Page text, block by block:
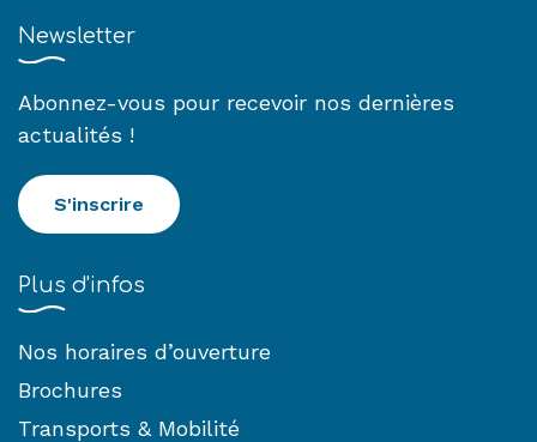
Newsletter
Abonnez-vous pour recevoir nos dernières
actualités !
S'inscrire
Plus d'infos
Nos horaires d’ouverture
Brochures
Transports & Mobilité